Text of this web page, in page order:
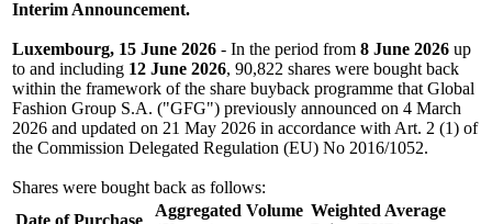
Interim Announcement.
Luxembourg, 15 June 2026 - In the period from 8 June 2026 up
to and including 12 June 2026, 90,822 shares were bought back
within the framework of the share buyback programme that Global
Fashion Group S.A. ("GFG") previously announced on 4 March
2026 and updated on 21 May 2026 in accordance with Art. 2 (1) of
the Commission Delegated Regulation (EU) No 2016/1052.
Shares were bought back as follows:
Date of Purchase
Aggregated Volume Weighted Average